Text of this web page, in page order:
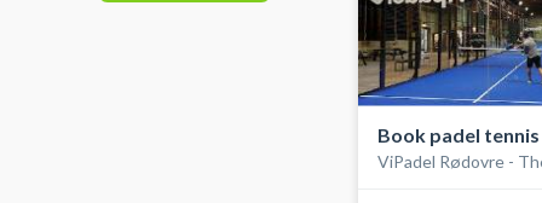
Book padel tennis
single, indendørs
ViPadel Rødovre -